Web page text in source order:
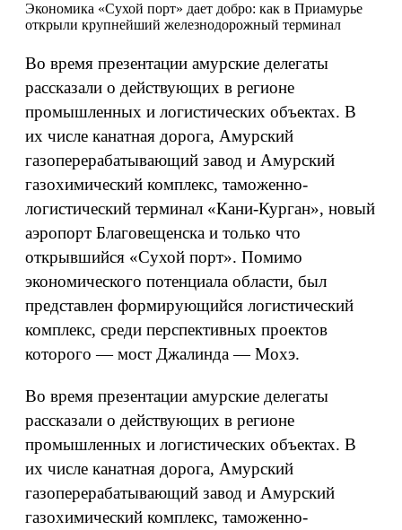
Экономика «Сухой порт» дает добро: как в Приамурье
открыли крупнейший железнодорожный терминал
Во время презентации амурские делегаты
рассказали о действующих в регионе
промышленных и логистических объектах. В
их числе канатная дорога, Амурский
газоперерабатывающий завод и Амурский
газохимический комплекс, таможенно-
логистический терминал «Кани-Курган», новый
аэропорт Благовещенска и только что
открывшийся «Сухой порт». Помимо
экономического потенциала области, был
представлен формирующийся логистический
комплекс, среди перспективных проектов
которого — мост Джалинда — Мохэ.
Во время презентации амурские делегаты
рассказали о действующих в регионе
промышленных и логистических объектах. В
их числе канатная дорога, Амурский
газоперерабатывающий завод и Амурский
газохимический комплекс, таможенно-